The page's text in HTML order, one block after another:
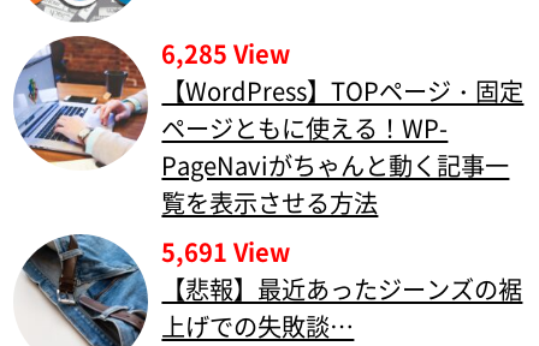
6,285 View
【WordPress】TOPページ・固定
ページともに使える！WP-
PageNaviがちゃんと動く記事一
覧を表示させる方法
5,691 View
【悲報】最近あったジーンズの裾
上げでの失敗談…